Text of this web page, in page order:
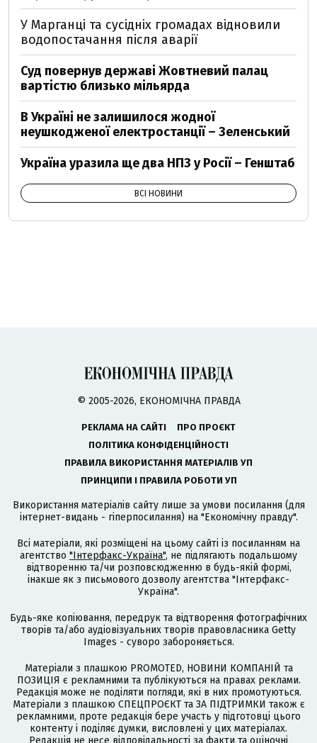
У Марганці та сусідніх громадах відновили
водопостачання після аварії
Суд повернув державі Жовтневий палац
вартістю близько мільярда
В Україні не залишилося жодної
неушкодженої електростанції – Зеленський
Україна уразила ще два НПЗ у Росії – Генштаб
ВСІ НОВИНИ
© 2005-2026, ЕКОНОМІЧНА ПРАВДА
РЕКЛАМА НА САЙТІ
ПРО ПРОЄКТ
ПОЛІТИКА КОНФІДЕНЦІЙНОСТІ
ПРАВИЛА ВИКОРИСТАННЯ МАТЕРІАЛІВ УП
ПРИНЦИПИ І ПРАВИЛА РОБОТИ УП
Використання матеріалів сайту лише за умови посилання (для
інтернет-видань - гіперпосилання) на "Економічну правду".
Всі матеріали, які розміщені на цьому сайті із посиланням на
агентство "Інтерфакс-Україна", не підлягають подальшому
відтворенню та/чи розповсюдженню в будь-якій формі,
інакше як з письмового дозволу агентства "Інтерфакс-
Україна".
Будь-яке копіювання, передрук та відтворення фотографічних
творів та/або аудіовізуальних творів правовласника Getty
Images - суворо забороняється.
Матеріали з плашкою PROMOTED, НОВИНИ КОМПАНІЙ та
ПОЗИЦІЯ є рекламними та публікуються на правах реклами.
Редакція може не поділяти погляди, які в них промотуються.
Матеріали з плашкою СПЕЦПРОЄКТ та ЗА ПІДТРИМКИ також є
рекламними, проте редакція бере участь у підготовці цього
контенту і поділяє думки, висловлені у цих матеріалах.